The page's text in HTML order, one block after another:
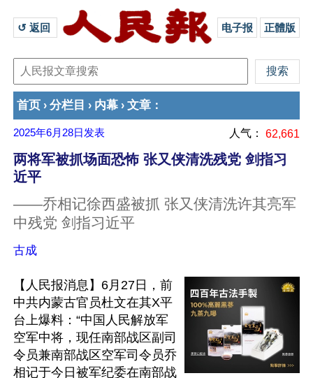
↺ 返回 电子报 正體版
首页 › 分栏目 › 内幕 › 文章 ：
2025年6月28日 发表 人气： 62,661
两将军被抓场面恐怖 张又侠清洗残党 剑指习
近平
——乔相记徐西盛被抓 张又侠清洗许其亮军
中残党 剑指习近平
古成
【人民报消息】6月27日，前
中共内蒙古官员杜文在其X平
台上爆料：“中国人民解放军
空军中将，现任南部战区副司
令员兼南部战区空军司令员乔
相记于今日被军纪委在南部战